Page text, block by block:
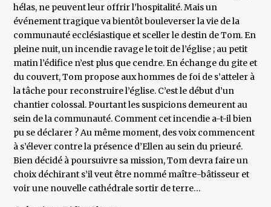
hélas, ne peuvent leur offrir l’hospitalité. Mais un
événement tragique va bientôt bouleverser la vie de la
communauté ecclésiastique et sceller le destin de Tom. En
pleine nuit, un incendie ravage le toit de l’église ; au petit
matin l’édifice n’est plus que cendre. En échange du gite et
du couvert, Tom propose aux hommes de foi de s’atteler à
la tâche pour reconstruire l’église. C’est le début d’un
chantier colossal. Pourtant les suspicions demeurent au
sein de la communauté. Comment cet incendie a-t-il bien
pu se déclarer ? Au même moment, des voix commencent
à s’élever contre la présence d’Ellen au sein du prieuré.
Bien décidé à poursuivre sa mission, Tom devra faire un
choix déchirant s’il veut être nommé maître-bâtisseur et
voir une nouvelle cathédrale sortir de terre…